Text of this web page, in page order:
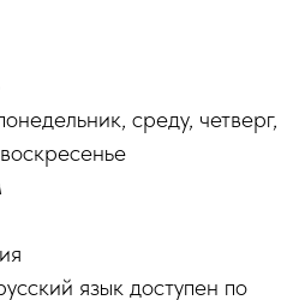
среду, четверг,
язык доступен по